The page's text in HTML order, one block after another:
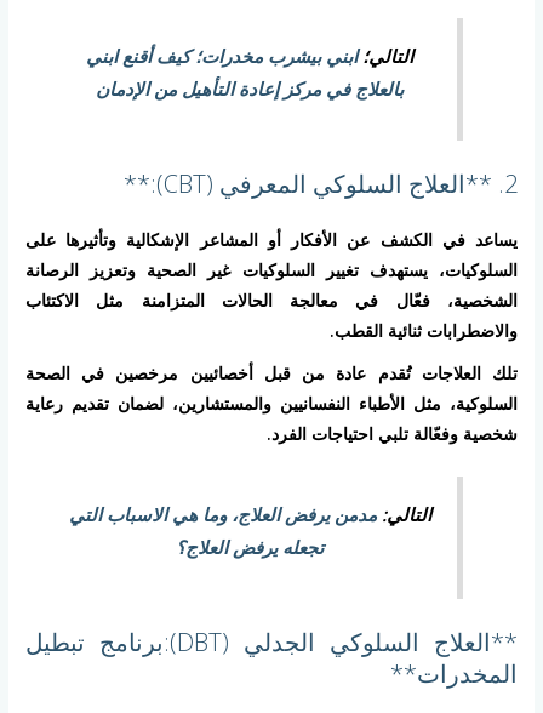
التالي؛ابني بيشرب مخدرات؛ كيف أقنع ابني
بالعلاج في مركز إعادة التأهيل من الإدمان
2. **العلاج السلوكي المعرفي (CBT):**
يساعد في الكشف عن الأفكار أو المشاعر الإشكالية وتأثيرها على
السلوكيات، يستهدف تغيير السلوكيات غير الصحية وتعزيز الرصانة
الشخصية، فعّال في معالجة الحالات المتزامنة مثل الاكتئاب
والاضطرابات ثنائية القطب.
تلك العلاجات تُقدم عادة من قبل أخصائيين مرخصين في الصحة
السلوكية، مثل الأطباء النفسانيين والمستشارين، لضمان تقديم رعاية
شخصية وفعّالة تلبي احتياجات الفرد.
التالي:مدمن يرفض العلاج، وما هي الاسباب التي
تجعله يرفض العلاج؟
**العلاج السلوكي الجدلي (DBT):برنامج تبطيل
المخدرات**